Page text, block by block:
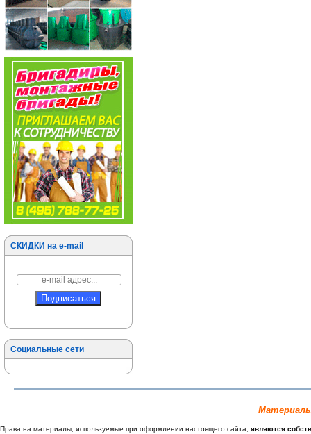
СКИДКИ на e-mail
Социальные сети
Права на материалы, используемые при оформлении настоящего сайта, являются